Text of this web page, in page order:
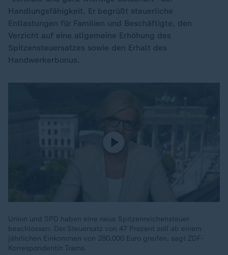
Handlungsfähigkeit. Er begrüßt steuerliche
Entlastungen für Familien und Beschäftigte, den
Verzicht auf eine allgemeine Erhöhung des
Spitzensteuersatzes sowie den Erhalt des
Handwerkerbonus.
Union und SPD haben eine neue Spitzenreichensteuer
beschlossen. Der Steuersatz von 47 Prozent soll ab einem
jährlichen Einkommen von 280.000 Euro greifen, sagt ZDF-
Korrespondentin Trams.